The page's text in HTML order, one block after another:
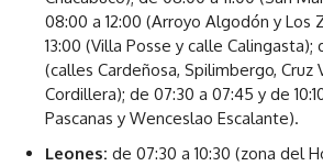
08:00 a 12:00 (Arroyo Algodón y Los
13:00 (Villa Posse y calle Calingasta);
(calles Cardeñosa, Spilimbergo, Cruz
Cordillera); de 07:30 a 07:45 y de
Pascanas y Wenceslao Escalante).
Leones: de 07:30 a 10:30 (zona del